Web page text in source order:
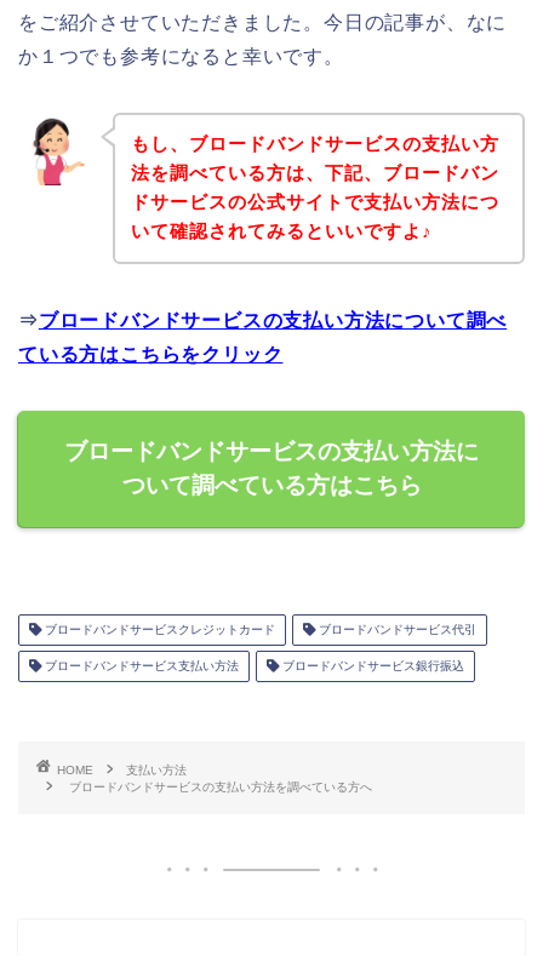
をご紹介させていただきました。今日の記事が、なに
か１つでも参考になると幸いです。
もし、ブロードバンドサービスの支払い方
法を調べている方は、下記、ブロードバン
ドサービスの公式サイトで支払い方法につ
いて確認されてみるといいですよ♪
⇒ブロードバンドサービスの支払い方法について調べ
ている方はこちらをクリック
ブロードバンドサービスの支払い方法に
ついて調べている方はこちら
ブロードバンドサービスクレジットカード ブロードバンドサービス代引
ブロードバンドサービス支払い方法 ブロードバンドサービス銀行振込
HOME
支払い方法
ブロードバンドサービスの支払い方法を調べている方へ